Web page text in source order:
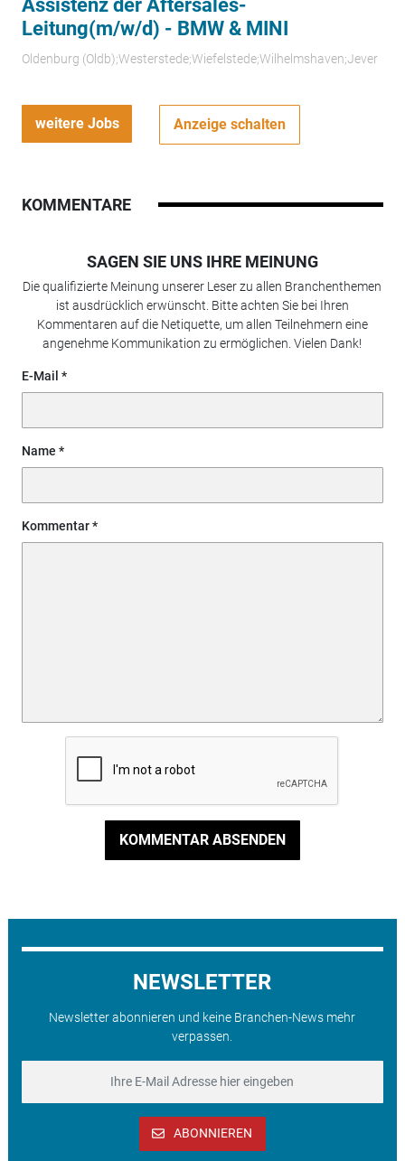
Assistenz der Aftersales-
Leitung(m/w/d) - BMW & MINI
Oldenburg (Oldb);Westerstede;Wiefelstede;Wilhelmshaven;Jever
weitere Jobs Anzeige schalten
KOMMENTARE
SAGEN SIE UNS IHRE MEINUNG
Die qualifizierte Meinung unserer Leser zu allen Branchenthemen
ist ausdrücklich erwünscht. Bitte achten Sie bei Ihren
Kommentaren auf die Netiquette, um allen Teilnehmern eine
angenehme Kommunikation zu ermöglichen. Vielen Dank!
E-Mail
Name
Kommentar
KOMMENTAR ABSENDEN
NEWSLETTER
Newsletter abonnieren und keine Branchen-News mehr
verpassen.
ABONNIEREN